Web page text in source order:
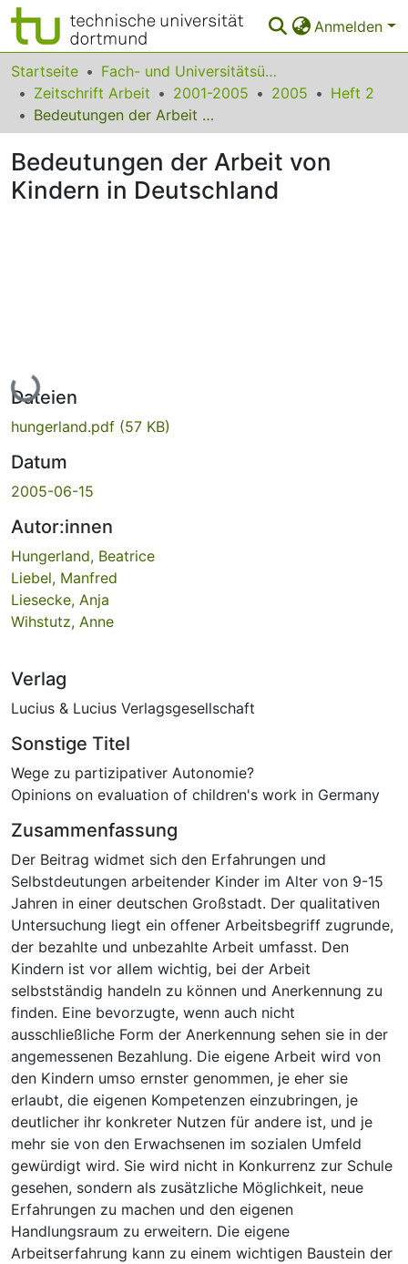
Anmelden
Bereiche & Sammlungen
Das gesamte Repositorium
FAQ
Startseite
Fach- und Universitätsübergreifendes
Zeitschrift Arbeit
2001-2005 2005
Heft 2
Bedeutungen der Arbeit von Kindern in Deutschland
Bedeutungen der Arbeit von
Kindern in Deutschland
Lade...
Dateien
hungerland.pdf (57 KB)
Datum
2005-06-15
Autor:innen
Hungerland, Beatrice
Liebel, Manfred
Liesecke, Anja
Wihstutz, Anne
Verlag
Lucius & Lucius Verlagsgesellschaft
Sonstige Titel
Wege zu partizipativer Autonomie?
Opinions on evaluation of children's work in Germany
Zusammenfassung
Der Beitrag widmet sich den Erfahrungen und
Selbstdeutungen arbeitender Kinder im Alter von 9-15
Jahren in einer deutschen Großstadt. Der qualitativen
Untersuchung liegt ein offener Arbeitsbegriff zugrunde,
der bezahlte und unbezahlte Arbeit umfasst. Den
Kindern ist vor allem wichtig, bei der Arbeit
selbstständig handeln zu können und Anerkennung zu
finden. Eine bevorzugte, wenn auch nicht
ausschließliche Form der Anerkennung sehen sie in der
angemessenen Bezahlung. Die eigene Arbeit wird von
den Kindern umso ernster genommen, je eher sie
erlaubt, die eigenen Kompetenzen einzubringen, je
deutlicher ihr konkreter Nutzen für andere ist, und je
mehr sie von den Erwachsenen im sozialen Umfeld
gewürdigt wird. Sie wird nicht in Konkurrenz zur Schule
gesehen, sondern als zusätzliche Möglichkeit, neue
Erfahrungen zu machen und den eigenen
Handlungsraum zu erweitern. Die eigene
Arbeitserfahrung kann zu einem wichtigen Baustein der